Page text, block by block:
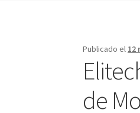
Publicado el 12
de